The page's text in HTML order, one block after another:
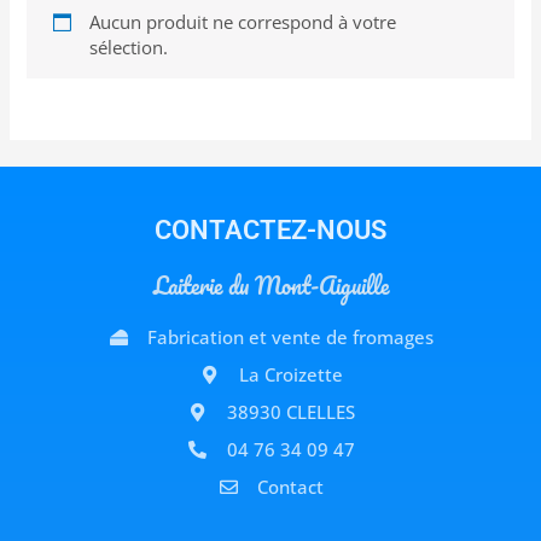
Aucun produit ne correspond à votre
sélection.
CONTACTEZ-NOUS
Laiterie du Mont-Aiguille
Fabrication et vente de fromages
La Croizette
38930 CLELLES
04 76 34 09 47
Contact